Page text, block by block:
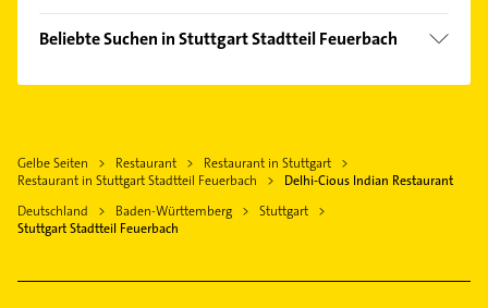
Elektroinstallation
Elektro Reparatur
Sanitärinstallation
Rechtsanwalt
Lackiererei
Beliebte Suchen in Stuttgart Stadtteil Feuerbach
Klempner
Rechtsanwalt
Gelbe Seiten Restaurant
Restaurant in Stuttgart
Restaurant in Stuttgart Stadtteil Feuerbach
Delhi-Cious Indian Restaurant
Deutschland
Baden-Württemberg
Stuttgart
Stuttgart Stadtteil Feuerbach